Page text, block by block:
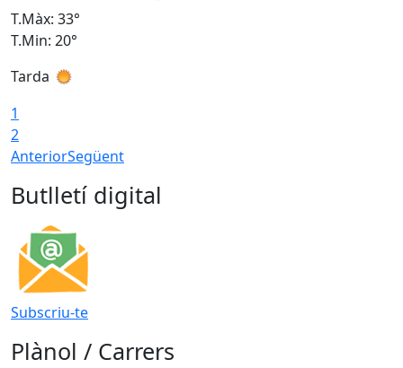
T.Màx: 33°
T.Min: 20°
Tarda
1
2
AnteriorSegüent
Butlletí digital
Subscriu-te
Plànol / Carrers